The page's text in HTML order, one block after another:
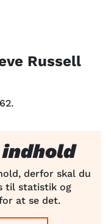
Russell
derfor skal du
til statistik og
at se det.